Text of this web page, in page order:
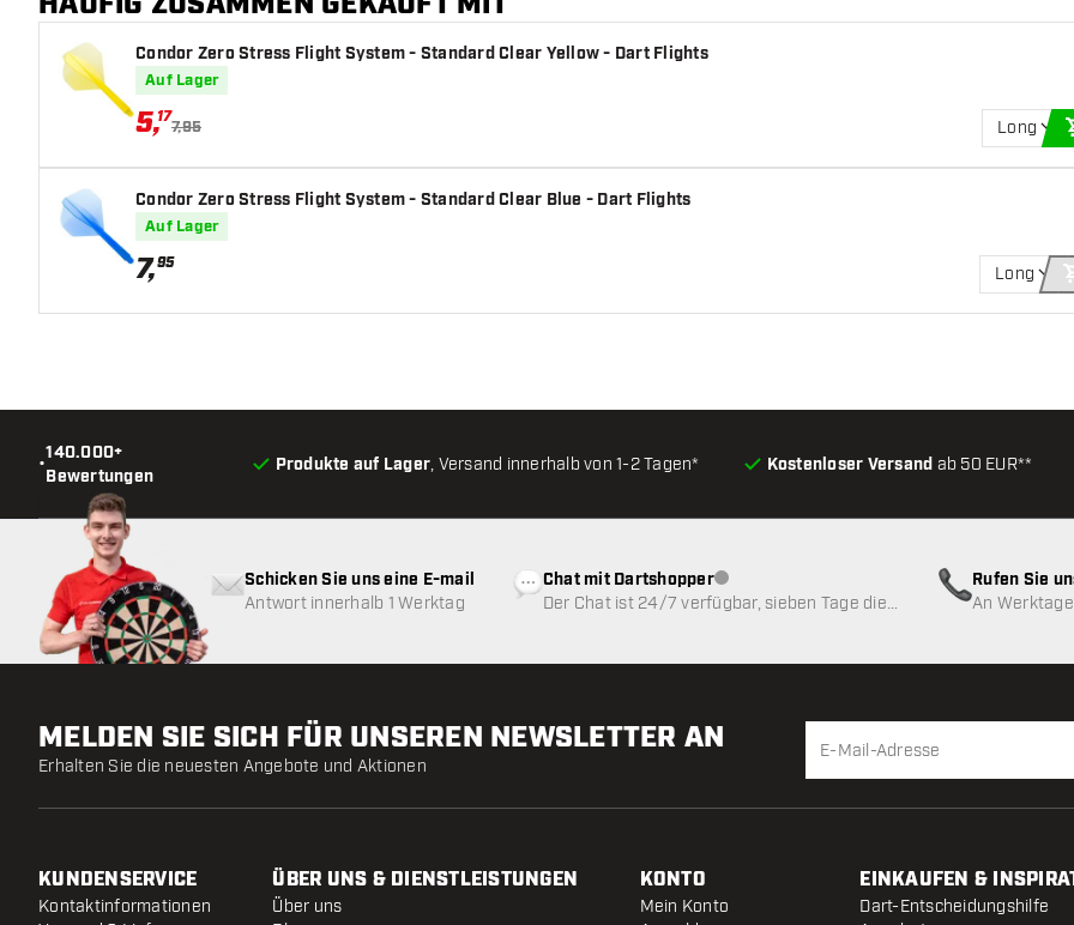
Höhe: 46 mm
Condor Zero Stress Flight System - Standard Clear Yellow - Dart Flights
Auf Lager
5,17
7,95 Long
Condor Zero Stress Flight System - Standard Clear Blue - Dart Flights
Auf Lager
7,95
Long
•
140.000+
Bewertungen
Produkte auf Lager, Versand innerhalb von 1-2 Tagen* Kostenloser Versand ab 50 EUR**
Schicken Sie uns eine E-mail
Antwort innerhalb 1 Werktag
Chat mit DartshopperKundenservice nicht verfügbar
Der Chat ist 24/7 verfügbar, sieben Tage die
Rufen Sie
An
MELDEN SIE SICH FÜR UNSEREN NEWSLETTER AN
Erhalten Sie die neuesten Angebote und Aktionen
KUNDENSERVICE
Kontaktinformationen
ÜBER UNS & DIENSTLEISTUNGEN
Über uns
KONTO
Mein Konto
EINKAUFEN &
Dart-Entscheidungshilfe